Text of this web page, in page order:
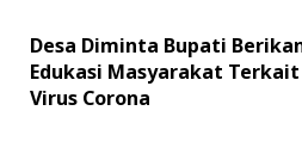
Desa Diminta Bupati
Edukasi Masyarakat Terkait
Virus Corona